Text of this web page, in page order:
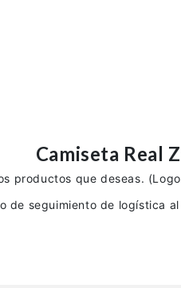
Camiseta Real
productos que deseas.
de seguimiento de logística